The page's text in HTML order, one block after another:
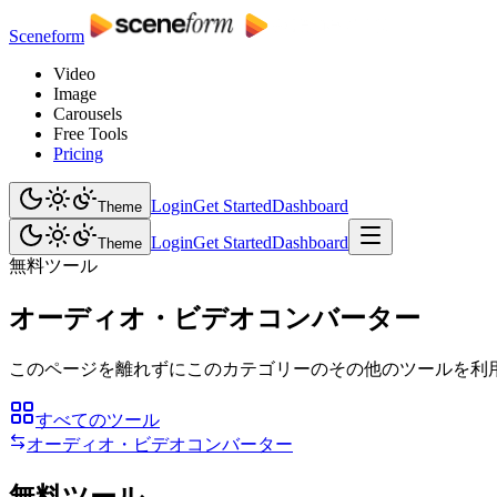
Sceneform
Video
Image
Carousels
Free Tools
Pricing
Theme LoginGet StartedDashboard
Theme LoginGet StartedDashboard
無料ツール
オーディオ・ビデオコンバーター
このページを離れずにこのカテゴリーのその他のツールを利
すべてのツール
オーディオ・ビデオコンバーター